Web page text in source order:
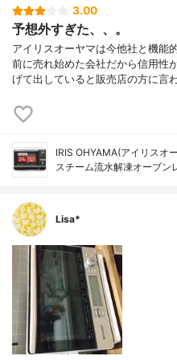
3.00
予想外すぎた、、。
アイリスオーヤマは今他社と機能
前に売れ始めた会社だから信用性
げて出していると販売店の方に言
IRIS OHYAMA(アイリスオ
スチーム流水解凍オーブ
Lisa*